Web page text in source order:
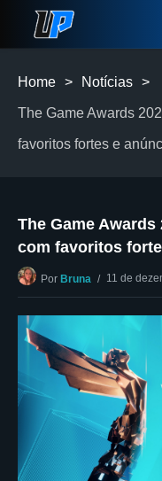
Home > Notícias >
The Game Awards
favoritos fortes e
The Game
com favoritos
Por Bruna 11 de